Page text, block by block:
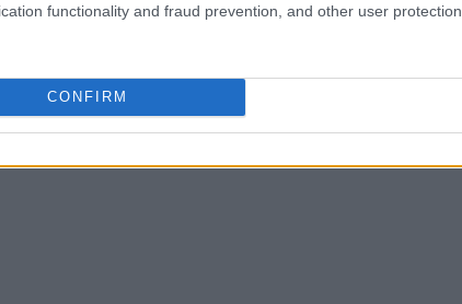
functionality and fraud prevention, and other user protection.
CONFIRM
Centrale. Questo cambiamento è stato
delle attività didattiche. È
sempre informati su questi aggiornamenti,
nelle routine quotidiane. Spesso mi è
ci sono cambiamenti dell’ultimo minuto…